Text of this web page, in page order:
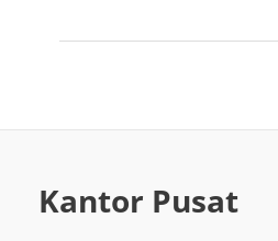
Kantor Pusat